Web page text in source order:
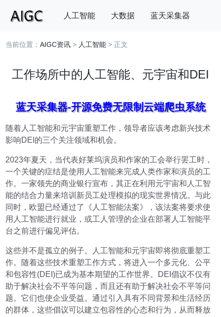
人工智能 大数据 蓝天采集器
搜索
当前位置：AIGC资讯 > 人工智能 > 正文
工作场所中的人工智能、元宇宙和DEI
蓝天采集器-开源免费无限制云端爬虫系统
随着人工智能和元宇宙重塑工作，领导者应该考虑新兴技术
影响DEI的三个关注领域和机会。
2023年夏天，当代表好莱坞演员和作家的工会举行罢工时，
一个关键的症结是使用人工智能来完成人类作家和演员的工
作。一家领先的商业银行宣布，其正在利用元宇宙和人工智
能的结合力量来培训新员工处理模拟的现实世界情况。与此
同时，欧盟已经通过了《人工智能法案》，该法案将要求使
用人工智能进行就业，或工人管理的企业在部署人工智能平
台之前进行偏见评估。
这些并不是孤立的例子。人工智能和元宇宙即将彻底重塑工
作。随着这些技术重塑工作方式，将进入一个多元化、公平
和包容性(DEI)已成为基本期望的工作世界。DEI倡议不仅有
助于解决社会不平等问题，而且还有助于解决社会不平等问
题。它们也使企业受益。通过引入具有不同背景和生活经历
的群体，这些倡议可以建立包容性的心态和行为，从而释放